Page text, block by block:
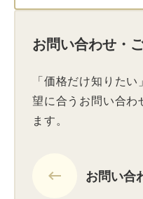
お問い合わせ・
「価格だけ知りた
望に合うお問い合わ
ます。
keyboard_backspace お問い合